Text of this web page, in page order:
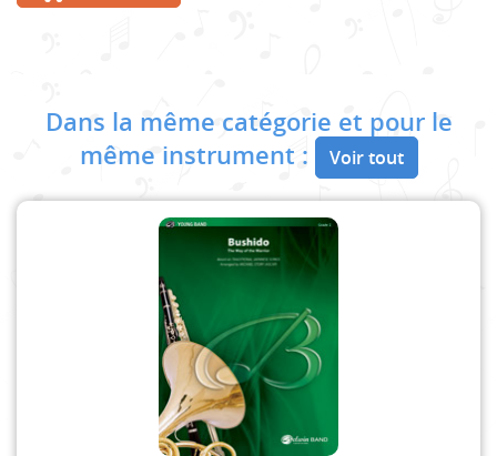
Dans la même catégorie et pour le
même instrument :
Voir tout